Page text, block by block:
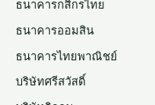
ธนาคารกสิกรไทย
ธนาคารออมสิน
ธนาคารไทยพาณิชย์
บริษัทศรีสวัสดิ์